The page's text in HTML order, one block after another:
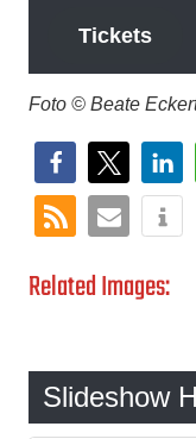
Tickets
Foto © Beate
Related Images:
Slideshow